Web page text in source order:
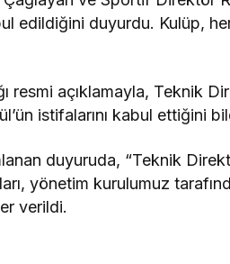
edildiğini duyurdu. Kulüp,
resmi açıklamayla, Teknik
istifalarını kabul ettiğini
duyuruda, “Teknik
yönetim kurulumuz
verildi.